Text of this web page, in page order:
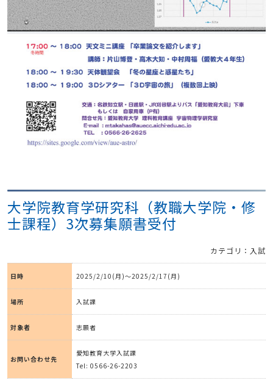
大学院教育学研究科（教職大学院・修
士課程）3次募集願書受付
カテゴリ：入試
日時 2025/2/10(月)～2025/2/17(月)
場所 入試課
対象者 志願者
お問い合わせ先
愛知教育大学入試課
Tel: 0566-26-2203